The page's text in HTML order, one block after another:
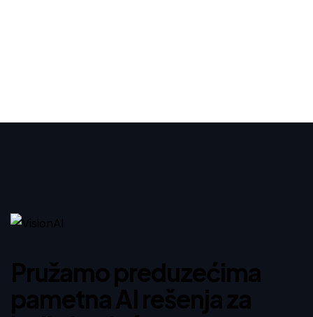
Pružamo preduzećima
pametna AI rešenja za